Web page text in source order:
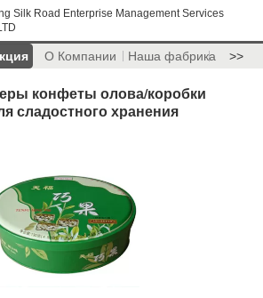
Silk Road Enterprise Management Services
О Компании Наша фабрика >>
конфеты олова/коробки
сладостного хранения